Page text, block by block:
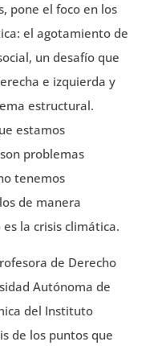
pone el foco en los
el agotamiento de
un desafío que
e izquierda y
estructural.
estamos
problemas
tenemos
de manera
la crisis climática.
de Derecho
Autónoma de
del Instituto
de los puntos que